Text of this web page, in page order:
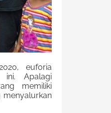
euforia
ini. Apalagi
memiliki
menyalurkan